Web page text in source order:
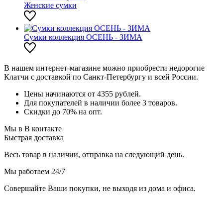
Женские сумки
Сумки коллекция ОСЕНЬ - ЗИМА
В нашем интернет-магазине можно приобрести недорогие
Клатчи с доставкой по Санкт-Петербургу и всей России.
Цены начинаются от 4355 рублей.
Для покупателей в наличии более 3 товаров.
Скидки до 70% на опт.
Мы в В контакте
Быстрая доставка
Весь товар в наличии, отправка на следующий день.
Мы работаем 24/7
Совершайте Ваши покупки, не выходя из дома и офиса.